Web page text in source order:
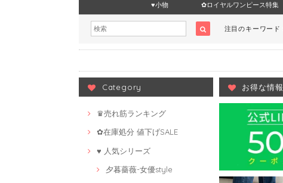
♥小物 ✿ロイヤルワンピース特集
注目のキーワード
Category
♛売れ筋ランキング
✿在庫処分 値下げSALE
♥ 人気シリーズ
夕暮薔薇-女優style
お得な情報